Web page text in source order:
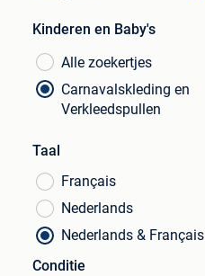
Kinderen en Baby's
Alle zoekertjes
Carnavalskleding en
Verkleedspullen
Taal
Français
Nederlands
Nederlands & Français
Conditie